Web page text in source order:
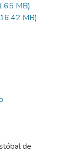
MB)
MB)
de